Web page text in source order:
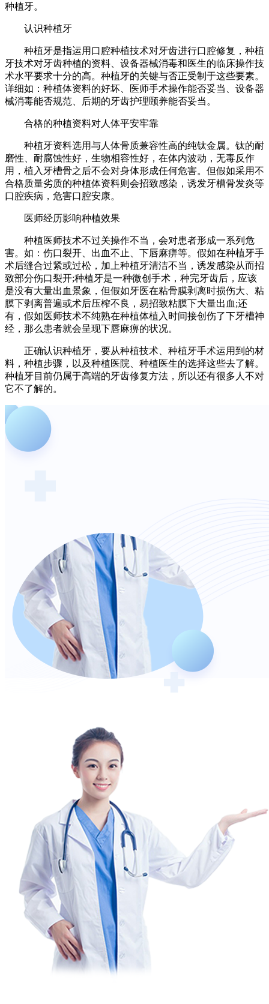
种植牙。
认识种植牙
种植牙是指运用口腔种植技术对牙齿进行口腔修复，种植
牙技术对牙齿种植的资料、设备器械消毒和医生的临床操作技
术水平要求十分的高。种植牙的关键与否正受制于这些要素。
详细如：种植体资料的好坏、医师手术操作能否妥当、设备器
械消毒能否规范、后期的牙齿护理颐养能否妥当。
合格的种植资料对人体平安牢靠
种植牙资料选用与人体骨质兼容性高的纯钛金属。钛的耐
磨性、耐腐蚀性好，生物相容性好，在体内波动，无毒反作
用，植入牙槽骨之后不会对身体形成任何危害。但假如采用不
合格质量劣质的种植体资料则会招致感染，诱发牙槽骨发炎等
口腔疾病，危害口腔安康。
医师经历影响种植效果
种植医师技术不过关操作不当，会对患者形成一系列危
害。如：伤口裂开、出血不止、下唇麻痹等。假如在种植牙手
术后缝合过紧或过松，加上种植牙清洁不当，诱发感染从而招
致部分伤口裂开;种植牙是一种微创手术，种完牙齿后，应该
是没有大量出血景象，但假如牙医在粘骨膜剥离时损伤大、粘
膜下剥离普遍或术后压榨不良，易招致粘膜下大量出血;还
有，假如医师技术不纯熟在种植体植入时间接创伤了下牙槽神
经，那么患者就会呈现下唇麻痹的状况。
正确认识种植牙，要从种植技术、种植牙手术运用到的材
料，种植步骤，以及种植医院、种植医生的选择这些去了解。
种植牙目前仍属于高端的牙齿修复方法，所以还有很多人不对
它不了解的。